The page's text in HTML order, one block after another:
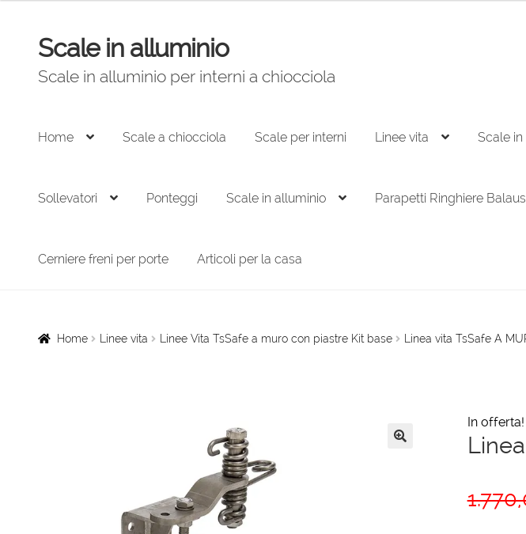
Vai
alla
navigazione
Vai
al
contenuto
Scale in alluminio
Scale in alluminio per interni a chiocciola
Home Scale a chiocciola Scale per interni Linee vita Scale
Sollevatori Ponteggi Scale in alluminio Parapetti Ringhiere
Cerniere freni per porte Articoli per la casa
Home Linee vita Linee Vita TsSafe a muro con piastre Kit base Linea vita TsSafe A
In offerta!
era:
1.770,00 €.